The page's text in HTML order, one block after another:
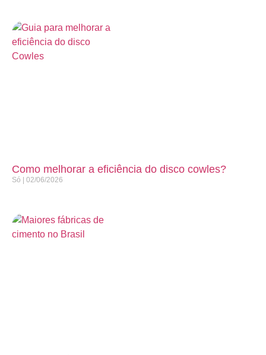
Como melhorar a eficiência do disco cowles?
Só 02/06/2026